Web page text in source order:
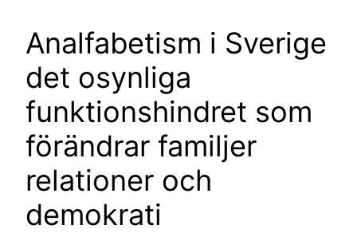
Analfabetism i Sverige
det osynliga
funktionshindret som
förändrar familjer
relationer och
demokrati